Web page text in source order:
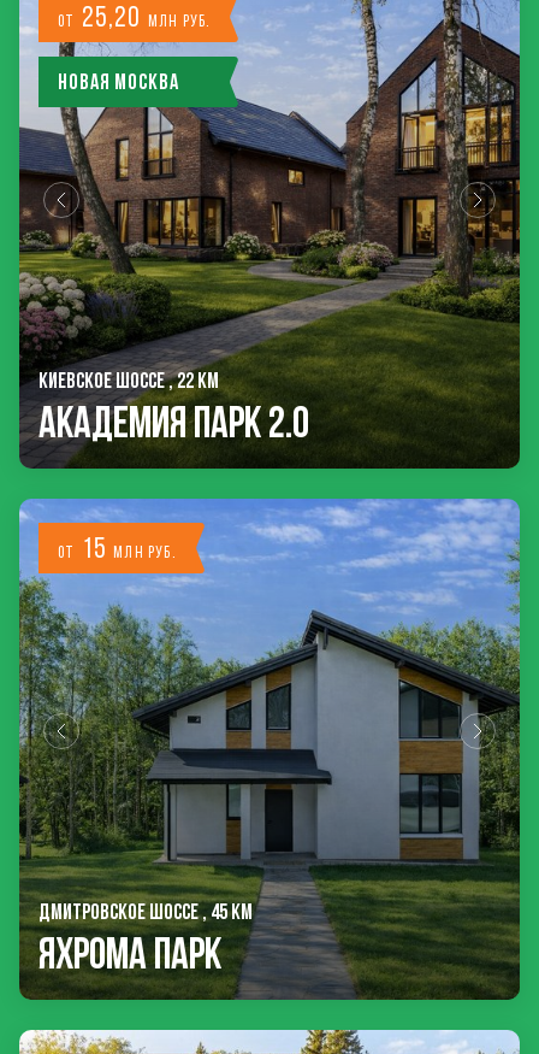
от 25,20 млн руб.
Новая Москва
КИЕВСКОЕ ШОССЕ , 22 КМ
Академия Парк 2.0
от 15млн руб.
ДМИТРОВСКОЕ ШОССЕ , 45 КМ
Яхрома Парк